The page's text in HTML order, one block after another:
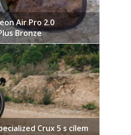
Air Pro 2.0
Bronze
Crux 5 s cílem